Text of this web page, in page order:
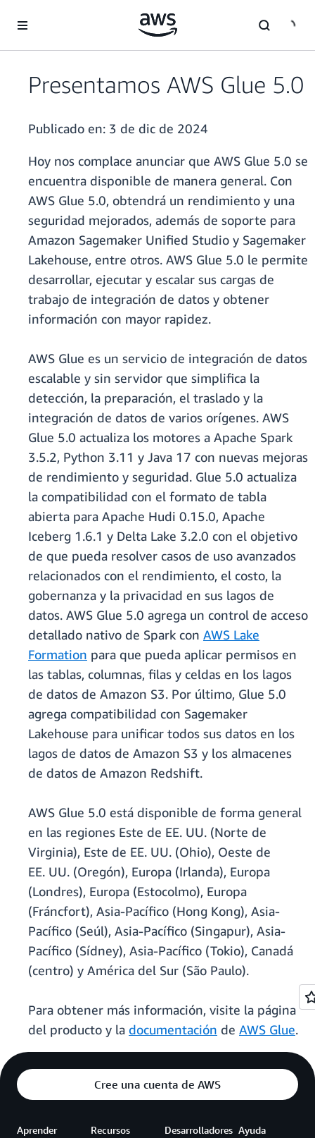
Presentamos AWS Glue 5.0
Publicado en: 3 de dic de 2024
Hoy nos complace anunciar que AWS Glue 5.0 se
encuentra disponible de manera general. Con
AWS Glue 5.0, obtendrá un rendimiento y una
seguridad mejorados, además de soporte para
Amazon Sagemaker Unified Studio y Sagemaker
Lakehouse, entre otros. AWS Glue 5.0 le permite
desarrollar, ejecutar y escalar sus cargas de
trabajo de integración de datos y obtener
información con mayor rapidez.
AWS Glue es un servicio de integración de datos
escalable y sin servidor que simplifica la
detección, la preparación, el traslado y la
integración de datos de varios orígenes. AWS
Glue 5.0 actualiza los motores a Apache Spark
3.5.2, Python 3.11 y Java 17 con nuevas mejoras
de rendimiento y seguridad. Glue 5.0 actualiza
la compatibilidad con el formato de tabla
abierta para Apache Hudi 0.15.0, Apache
Iceberg 1.6.1 y Delta Lake 3.2.0 con el objetivo
de que pueda resolver casos de uso avanzados
relacionados con el rendimiento, el costo, la
gobernanza y la privacidad en sus lagos de
datos. AWS Glue 5.0 agrega un control de acceso
detallado nativo de Spark con AWS Lake
Formation para que pueda aplicar permisos en
las tablas, columnas, filas y celdas en los lagos
de datos de Amazon S3. Por último, Glue 5.0
agrega compatibilidad con Sagemaker
Lakehouse para unificar todos sus datos en los
lagos de datos de Amazon S3 y los almacenes
de datos de Amazon Redshift.
AWS Glue 5.0 está disponible de forma general
en las regiones Este de EE. UU. (Norte de
Virginia), Este de EE. UU. (Ohio), Oeste de
EE. UU. (Oregón), Europa (Irlanda), Europa
(Londres), Europa (Estocolmo), Europa
(Fráncfort), Asia-Pacífico (Hong Kong), Asia-
Pacífico (Seúl), Asia-Pacífico (Singapur), Asia-
Pacífico (Sídney), Asia-Pacífico (Tokio), Canadá
(centro) y América del Sur (São Paulo).
Para obtener más información, visite la página
del producto y la documentación de AWS Glue.
Cree una cuenta de AWS
Aprender Recursos Desarrolladores Ayuda